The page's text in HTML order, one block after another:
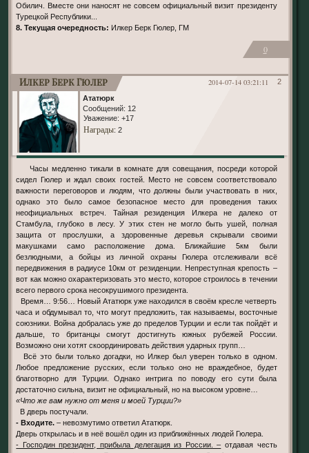
Обилич. Вместе они наносят не совсем официальный визит президенту
Турецкой Республики...
8. Текущая очередность: Илкер Берк Гюлер, ГМ
0
2
2014-07-14 03:21:11
Илкер Берк Гюлер
Ататюрк
Сообщений: 12
Уважение: +17
Награды: 2
Часы медленно тикали в комнате для совещания, посреди которой
сидел Гюлер и ждал своих гостей. Место не совсем соответствовало
важности переговоров и людям, что должны были участвовать в них,
однако это было самое безопасное место для проведения таких
неофициальных встреч. Тайная резиденция Илкера не далеко от
Стамбула, глубоко в лесу. У этих стен не могло быть ушей, полная
защита от прослушки, а здоровенные деревья скрывали своими
макушками само расположение дома. Ближайшие 5км были
безлюдными, а бойцы из личной охраны Гюлера отслеживали всё
передвижения в радиусе 10км от резиденции. Непреступная крепость –
вот как можно охарактеризовать это место, которое строилось в течении
всего первого срока несокрушимого президента.
Время… 9:56… Новый Ататюрк уже находился в своём кресле четверть
часа и обдумывал то, что могут предложить, так называемы, восточные
союзники. Война добралась уже до пределов Турции и если так пойдёт и
дальше, то британцы смогут достигнуть южных рубежей России.
Возможно они хотят скоординировать действия ударных групп…
Всё это были только догадки, но Илкер был уверен только в одном.
Любое предложение русских, если только оно не враждебное, будет
благотворно для Турции. Однако интрига по поводу его сути была
достаточно сильна, визит не официальный, но на высоком уровне…
«Что же вам нужно от меня и моей Турции?»
В дверь постучали.
- Входите. – невозмутимо ответил Ататюрк.
Дверь открылась и в неё вошёл один из приближённых людей Гюлера.
- Господин президент, прибыла делегация из России. – отдавая честь